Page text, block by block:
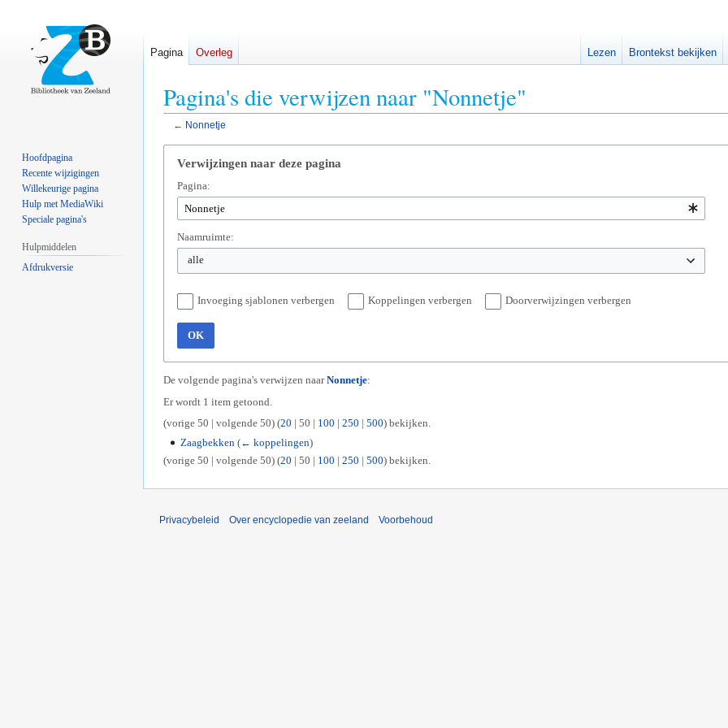
Pagina's die verwijzen naar "Nonnetje"
← Nonnetje
navigatie
springen
zoeken
springen
Verwijzingen naar deze pagina
Pagina:
Naamruimte:
alle
Invoeging sjablonen verbergen Koppelingen verbergen Doorverwijzingen verbergen
OK
De volgende pagina's verwijzen naarNonnetje:
Er wordt 1 item getoond.
(vorige 50 | volgende 50) (20 | 50 | 100 | 250 | 500) bekijken.
Zaagbekken (← koppelingen)
(vorige 50 | volgende 50) (20 | 50 | 100 | 250 | 500) bekijken.
Pagina Overleg Lezen Brontekst bekijken
Hoofdpagina
Recente wijzigingen
Willekeurige pagina
Hulp met MediaWiki
Speciale pagina's
Hulpmiddelen
Afdrukversie
Privacybeleid Over encyclopedie van zeeland Voorbehoud